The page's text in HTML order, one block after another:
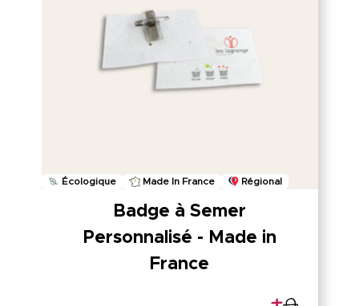
Écologique Made In France Régional
Badge à Semer
Personnalisé - Made in
France